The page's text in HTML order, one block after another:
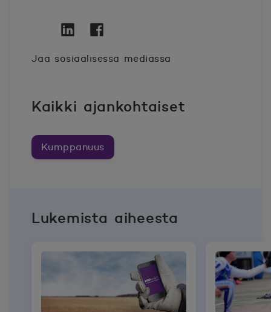
Jaa sosiaalisessa mediassa
Kaikki ajankohtaiset
Kumppanuus
Lukemista aiheesta